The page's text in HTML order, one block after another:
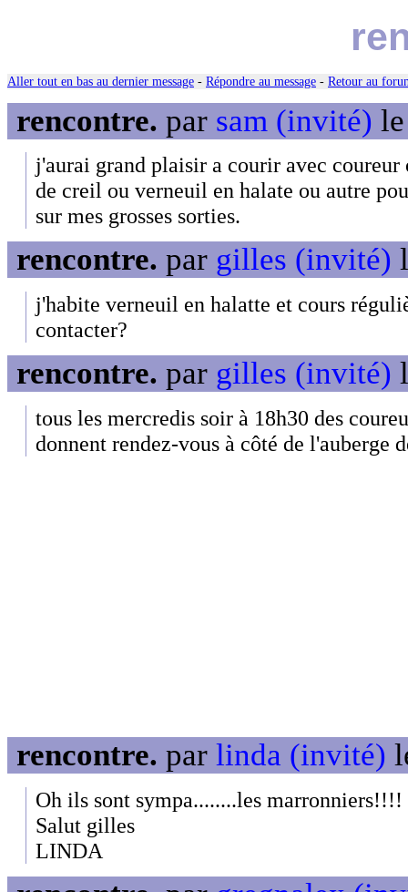
Aller tout en bas au dernier message - Répondre au message - Retour au
rencontre. par sam (invité)
j'aurai grand plaisir a courir avec coureur
de creil ou verneuil en halate ou autre
sur mes grosses sorties.
rencontre. par gilles (invité)
j'habite verneuil en halatte et cours
contacter?
rencontre. par gilles (invité)
tous les mercredis soir à 18h30 des
donnent rendez-vous à côté de l'auberge
rencontre. par linda (invité)
Oh ils sont sympa........les marronniers!!!!
Salut gilles
LINDA